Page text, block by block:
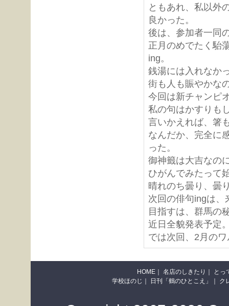
ともあれ、私以外
良かった。
後は、参加者一同
正月のめでたく駘
ing。
銭湯には入れなか
街も人も賑やかな
今回は新チャンピ
私の句はかすりも
言いかえれば、箸
なんだか、完全に
った。
御神籤は大吉なの
ひがんでみたって
晴れのち曇り、曇
次回の俳句ingは、
目指すは、群馬の
近日全貌発表予定
では次回、2月の
HOME 名店のしきたり
とっ
学校ほのじ
日刊「鶴のひとこえ」 ク